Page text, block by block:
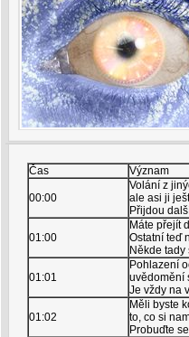
Čas Význam
00:00
Volání z
ale asi ji
Přijdou
01:00
Máte přejít
Ostatní teď
Někde
01:01
Pohlazení
uvědomění
Je vždy na
01:02
Měli byste
to, co si
Probuďte